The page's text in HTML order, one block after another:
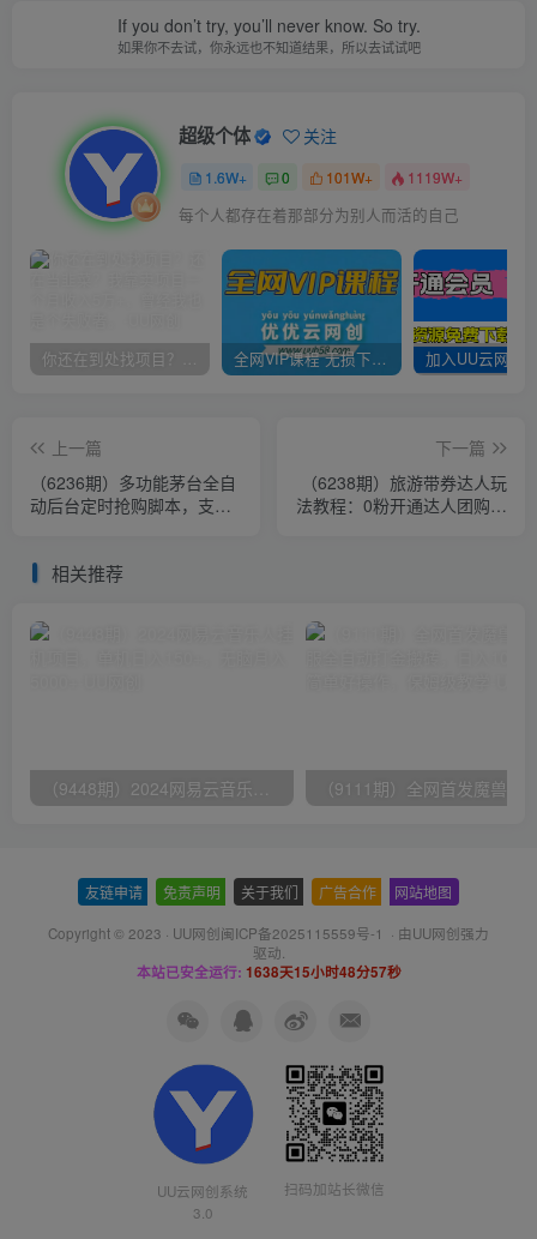
If you don’t try, you’ll never know. So try.
如果你不去试，你永远也不知道结果，所以去试试吧
超级个体 关注
1.6W+ 0 101W+ 1119W+
每个人都存在着那部分为别人而活的自己
你还在到处找项目？还在当韭菜？我靠卖项目一个月收入5万+，曾经我也是个失败者。 全网VIP课程 无损下载~
上一篇
（6236期）多功能茅台全自
动后台定时抢购脚本，支持
下一篇
（6238期）旅游带券达人玩
法教程：0粉开通达人团购，
相关推荐
友链申请 免责声明 关于我们 广告合作 网站地图
Copyright © 2023 · UU网创闽ICP备2025115559号-1 · 由UU网创强力
驱动.
本站已安全运行: 1638天15小时48分57秒
UU云网创系统
3.0
扫码加站长微信